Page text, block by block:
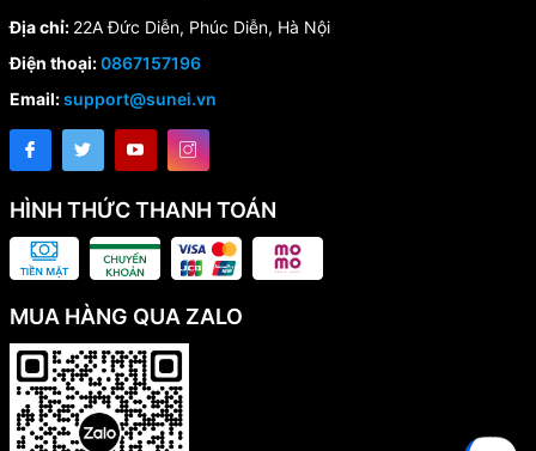
Địa chỉ: 22A Đức Diễn, Phúc Diễn, Hà Nội
Điện thoại:0867157196
Email:support@sunei.vn
HÌNH THỨC THANH TOÁN
MUA HÀNG QUA ZALO